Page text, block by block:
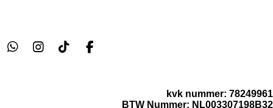
W
I
T
F
kvk nummer: 78249961
BTW Nummer: NL003307198B32